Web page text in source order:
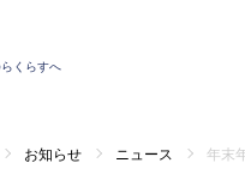
らくらすへ
お知らせ ニュース 年末